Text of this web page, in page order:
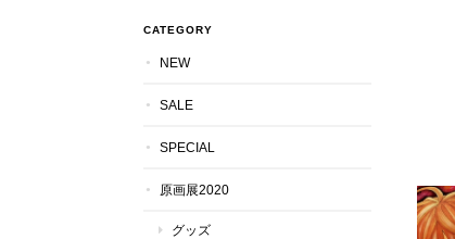
CATEGORY
NEW
SALE
SPECIAL
原画展2020
グッズ